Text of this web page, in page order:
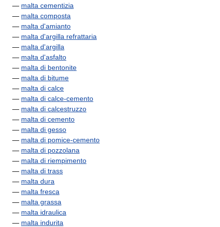
— malta cementizia
— malta composta
— malta d'amianto
— malta d'argilla refrattaria
— malta d'argilla
— malta d'asfalto
— malta di bentonite
— malta di bitume
— malta di calce
— malta di calce-cemento
— malta di calcestruzzo
— malta di cemento
— malta di gesso
— malta di pomice-cemento
— malta di pozzolana
— malta di riempimento
— malta di trass
— malta dura
— malta fresca
— malta grassa
— malta idraulica
— malta indurita